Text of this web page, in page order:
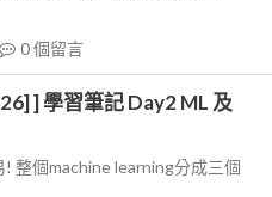
0個留言
] 學習筆記 Day2 ML 及
整個machine learning分成三個